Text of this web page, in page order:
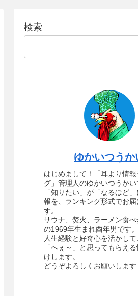
検索
ゆかいつうか
はじめまして！「耳より情
グ」管理人のゆかいつうかい
「知りたい」が「なるほど
報を、ランキング形式でお届
す。
サウナ、焚火、ラーメン食
の1969年生まれ酉年男です。
人生経験と好奇心を活かし
「へぇ～」と思ってもらえ
けします。
どうぞよろしくお願いします